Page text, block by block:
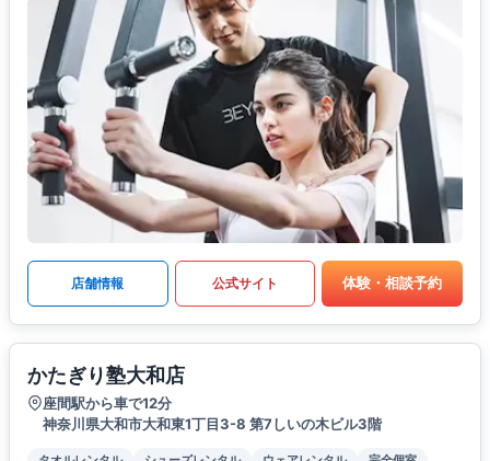
店舗情報 公式サイト 体験・相談予約
かたぎり塾大和店
座間駅から車で12分
神奈川県大和市大和東1丁目3-8 第7しいの木ビル3階